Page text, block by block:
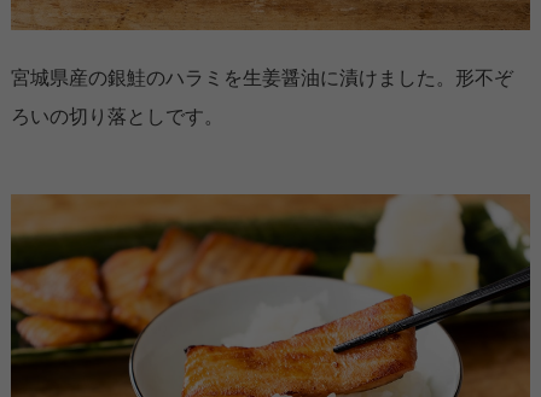
宮城県産の銀鮭のハラミを生姜醤油に漬けました。形不ぞ
ろいの切り落としです。